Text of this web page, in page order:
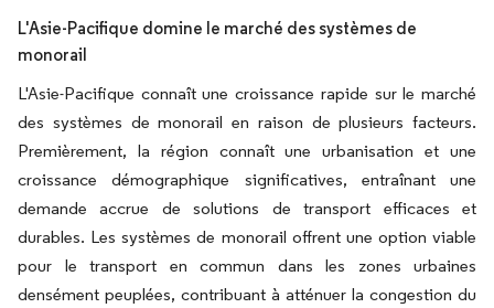
L'Asie-Pacifique domine le marché des systèmes de
monorail
L'Asie-Pacifique connaît une croissance rapide sur le marché
des systèmes de monorail en raison de plusieurs facteurs.
Premièrement, la région connaît une urbanisation et une
croissance démographique significatives, entraînant une
demande accrue de solutions de transport efficaces et
durables. Les systèmes de monorail offrent une option viable
pour le transport en commun dans les zones urbaines
densément peuplées, contribuant à atténuer la congestion du